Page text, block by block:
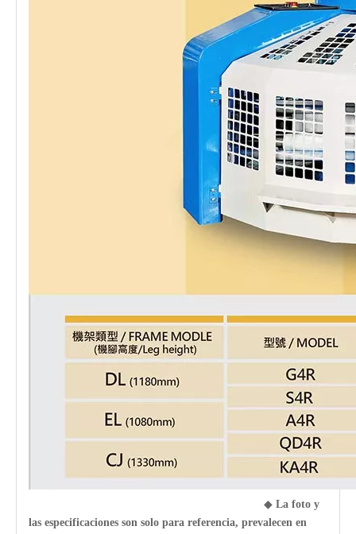
◆ La foto y
las especificaciones son solo para referencia, prevalecen en